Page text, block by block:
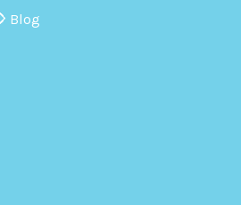
Blog